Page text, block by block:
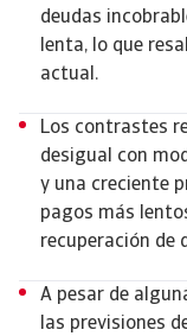
deudas
lenta, lo que
actual.
Los contrastes
desigual con
y una creciente
pagos más
recuperación de
A pesar de
las previsiones